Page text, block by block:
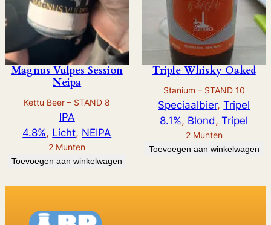
Magnus Vulpes Session
Neipa
Kettu Beer – STAND 8
IPA
4.8%, Licht, NEIPA
2 Munten
Toevoegen aan winkelwagen
Triple Whisky Oaked
Stanium – STAND 10
Speciaalbier, Tripel
8.1%, Blond, Tripel
2 Munten
Toevoegen aan winkelwagen